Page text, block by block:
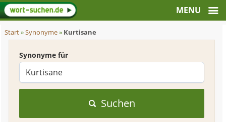
Start»Synonyme» Kurtisane
Synonyme für
Suchen